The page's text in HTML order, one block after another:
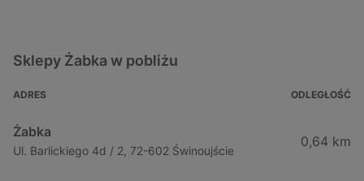
Sklepy Żabka w pobliżu
ADRES ODLEGŁOŚĆ
Żabka
Ul. Barlickiego 4d / 2, 72-602 Świnoujście
0,64 km